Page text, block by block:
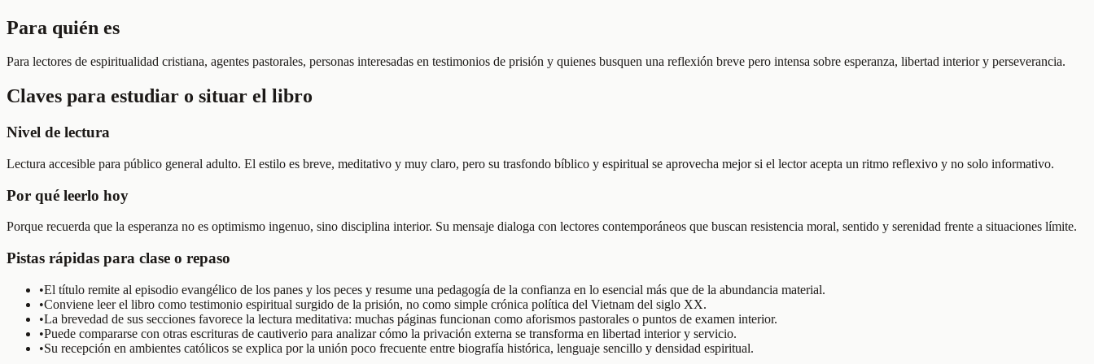
Para quién es
Para lectores de espiritualidad cristiana, agentes pastorales, personas interesadas en testimonios de prisión y quienes busquen una reflexión breve pero intensa sobre esperanza, libertad interior y perseverancia.
Claves para estudiar o situar el libro
Nivel de lectura
Lectura accesible para público general adulto. El estilo es breve, meditativo y muy claro, pero su trasfondo bíblico y espiritual se aprovecha mejor si el lector acepta un ritmo reflexivo y no solo informativo.
Por qué leerlo hoy
Porque recuerda que la esperanza no es optimismo ingenuo, sino disciplina interior. Su mensaje dialoga con lectores contemporáneos que buscan resistencia moral, sentido y serenidad frente a situaciones límite.
Pistas rápidas para clase o repaso
•El título remite al episodio evangélico de los panes y los peces y resume una pedagogía de la confianza en lo esencial más que de la abundancia material.
•Conviene leer el libro como testimonio espiritual surgido de la prisión, no como simple crónica política del Vietnam del siglo XX.
•La brevedad de sus secciones favorece la lectura meditativa: muchas páginas funcionan como aforismos pastorales o puntos de examen interior.
•Puede compararse con otras escrituras de cautiverio para analizar cómo la privación externa se transforma en libertad interior y servicio.
•Su recepción en ambientes católicos se explica por la unión poco frecuente entre biografía histórica, lenguaje sencillo y densidad espiritual.